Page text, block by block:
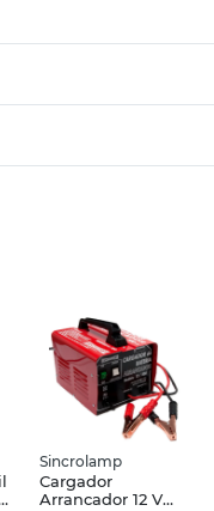
Sincrolamp
Cargador
Arrancador 12 V